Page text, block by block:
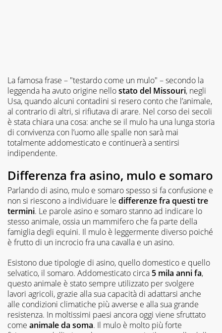
La famosa frase – "testardo come un mulo" – secondo la
leggenda ha avuto origine nellostato del Missouri, negli
Usa, quando alcuni contadini si resero conto che l’animale,
al contrario di altri, si rifiutava di arare. Nel corso dei secoli
è stata chiara una cosa: anche se il mulo ha una lunga storia
di convivenza con l’uomo alle spalle non sarà mai
totalmente addomesticato e continuerà a sentirsi
indipendente.
Differenza fra asino, mulo e somaro
Parlando di asino, mulo e somaro spesso si fa confusione e
non si riescono a individuare le differenze fra questi tre
termini. Le parole asino e somaro stanno ad indicare lo
stesso animale, ossia un mammifero che fa parte della
famiglia degli equini. Il mulo è leggermente diverso poiché
è frutto di un incrocio fra una cavalla e un asino.
Esistono due tipologie di asino, quello domestico e quello
selvatico, il somaro. Addomesticato circa 5 mila anni fa,
questo animale è stato sempre utilizzato per svolgere
lavori agricoli, grazie alla sua capacità di adattarsi anche
alle condizioni climatiche più avverse e alla sua grande
resistenza. In moltissimi paesi ancora oggi viene sfruttato
come animale da soma. Il mulo è molto più forte